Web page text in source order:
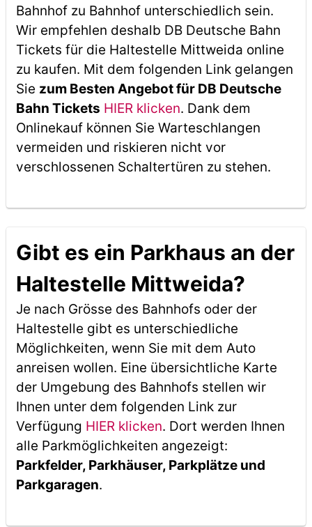
Bahnhof zu Bahnhof unterschiedlich sein.
Wir empfehlen deshalb DB Deutsche Bahn
Tickets für die Haltestelle Mittweida online
zu kaufen. Mit dem folgenden Link gelangen
Sie zum Besten Angebot für DB Deutsche
Bahn Tickets HIER klicken. Dank dem
Onlinekauf können Sie Warteschlangen
vermeiden und riskieren nicht vor
verschlossenen Schaltertüren zu stehen.
Gibt es ein Parkhaus an der
Haltestelle Mittweida?
Je nach Grösse des Bahnhofs oder der
Haltestelle gibt es unterschiedliche
Möglichkeiten, wenn Sie mit dem Auto
anreisen wollen. Eine übersichtliche Karte
der Umgebung des Bahnhofs stellen wir
Ihnen unter dem folgenden Link zur
Verfügung HIER klicken. Dort werden Ihnen
alle Parkmöglichkeiten angezeigt:
Parkfelder, Parkhäuser, Parkplätze und
Parkgaragen.